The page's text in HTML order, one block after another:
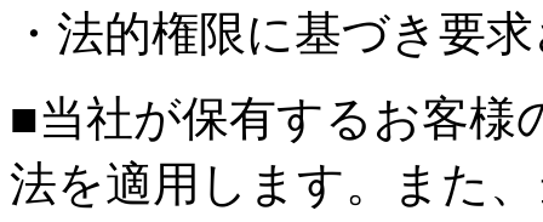
・法的権限に基づき要
■当社が保有するお客様
法を適用します。また